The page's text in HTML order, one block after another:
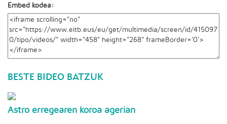
Embed kodea:
BESTE BIDEO BATZUK
Astro erregearen koroa agerian